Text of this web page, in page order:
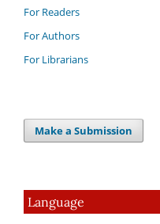
For Readers
For Authors
For Librarians
Make a Submission
Language